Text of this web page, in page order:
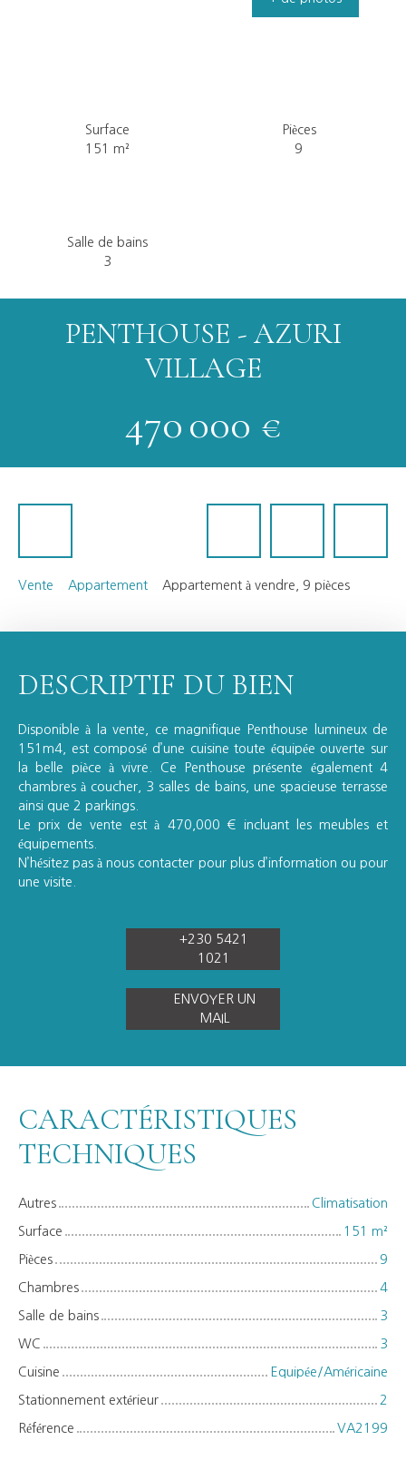
Surface
151 m²
Pièces
9
Salle de bains
3
PENTHOUSE - AZURI
VILLAGE
470 000 €
Vente Appartement Appartement à vendre, 9 pièces
DESCRIPTIF DU BIEN
Disponible à la vente, ce magnifique Penthouse lumineux de
151m4, est composé d’une cuisine toute équipée ouverte sur
la belle pièce à vivre. Ce Penthouse présente également 4
chambres à coucher, 3 salles de bains, une spacieuse terrasse
ainsi que 2 parkings.
Le prix de vente est à 470,000 € incluant les meubles et
équipements.
N’hésitez pas à nous contacter pour plus d’information ou pour
une visite.
+230 5421
1021
ENVOYER UN
MAIL
CARACTÉRISTIQUES
TECHNIQUES
Autres Climatisation
Surface 151 m²
Pièces 9
Chambres 4
Salle de bains 3
WC 3
Cuisine Equipée/Américaine
Stationnement extérieur 2
Référence VA2199